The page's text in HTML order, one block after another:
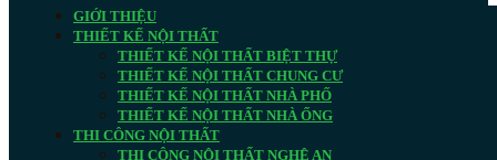
GIỚI THIỆU
THIẾT KẾ NỘI THẤT
THIẾT KẾ NỘI THẤT BIỆT THỰ
THIẾT KẾ NỘI THẤT CHUNG CƯ
THIẾT KẾ NỘI THẤT NHÀ PHỐ
THIẾT KẾ NỘI THẤT NHÀ ỐNG
THI CÔNG NỘI THẤT
THI CÔNG NỘI THẤT NGHỆ AN